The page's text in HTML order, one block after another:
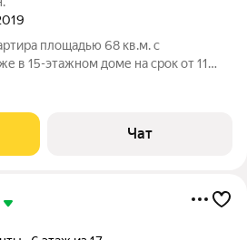
площадью 68 кв.м. с
в 15-этажном доме на срок от 11
Кондиционер Микроволновка Пылесос
Чат